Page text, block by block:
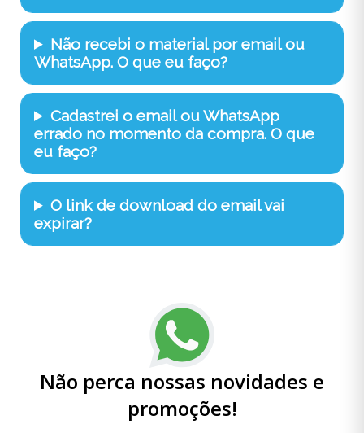
Não recebi o material por email ou
WhatsApp. O que eu faço?
Cadastrei o email ou WhatsApp
errado no momento da compra. O que
eu faço?
O link de download do email vai
expirar?
Não perca nossas novidades e
promoções!